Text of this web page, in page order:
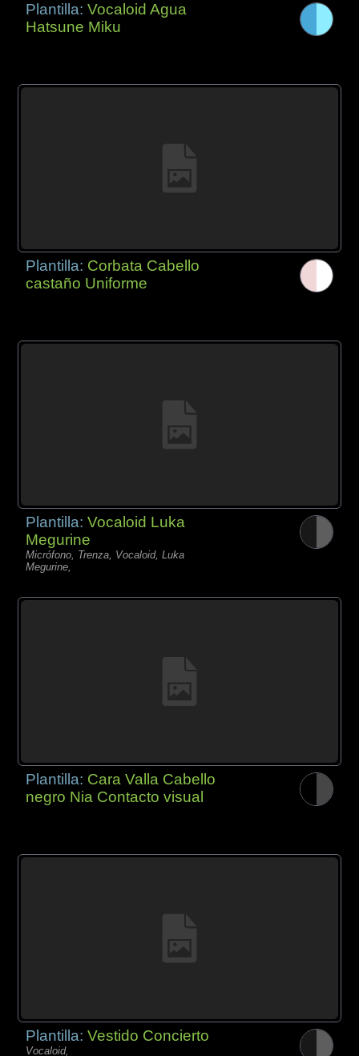
Plantilla:Vocaloid Agua
Hatsune Miku
Plantilla: Corbata Cabello
castaño Uniforme
Plantilla:Vocaloid Luka
Megurine
Micrófono, Trenza, Vocaloid, Luka
Megurine,
Plantilla: Cara Valla Cabello
negro Nia Contacto visual
Plantilla:Vestido Concierto
Vocaloid,